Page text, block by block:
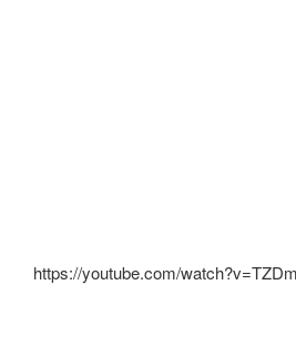
https://youtube.com/